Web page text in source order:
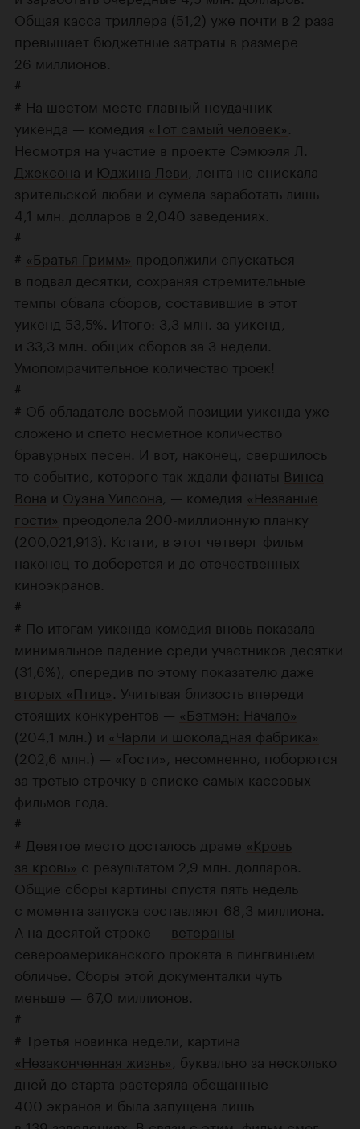
Общая касса триллера (51,2) уже почти в 2 раза
превышает бюджетные затраты в размере
26 миллионов.
#
# На шестом месте главный неудачник
уикенда — комедия «Тот самый человек»
Несмотря на участие в проекте Сэмюэля Л.
Джексона и Юджина Леви , лента не снискала
зрительской любви и сумела заработать лишь
4,1 млн. долларов в 2,040 заведениях.
#
# «Братья Гримм» продолжили спускаться
в подвал десятки, сохраняя стремительные
темпы обвала сборов, составившие в этот
уикенд 53,5%. Итого: 3,3 млн. за уикенд,
и 33,3 млн. общих сборов за 3 недели.
Умопомрачительное количество троек!
#
# Об обладателе восьмой позиции уикенда уже
сложено и спето несметное количество
бравурных песен. И вот, наконец, свершилось
то событие, которого так ждали фанаты Винса
Вона и Оуэна Уилсона , — комедия «Незваные
гости» преодолела 200-миллионную планку
(200,021,913). Кстати, в этот четверг фильм
наконец-то доберется и до отечественных
киноэкранов.
#
# По итогам уикенда комедия вновь показала
минимальное падение среди участников десятки
(31,6%), опередив по этому показателю даже
вторых «Птиц» . Учитывая близость впереди
стоящих конкурентов — «Бэтмэн: Начало»
(204,1 млн.) и «Чарли и шоколадная фабрика»
(202,6 млн.) — «Гости», несомненно, поборются
за третью строчку в списке самых кассовых
фильмов года.
#
# Девятое место досталось драме «Кровь
за кровь» с результатом 2,9 млн. долларов.
Общие сборы картины спустя пять недель
с момента запуска составляют 68,3 миллиона.
А на десятой строке — ветераны
североамериканского проката в пингвиньем
обличье. Сборы этой документалки чуть
меньше — 67,0 миллионов.
#
# Третья новинка недели, картина
«Незаконченная жизнь» , буквально за несколько
дней до старта растеряла обещанные
400 экранов и была запущена лишь